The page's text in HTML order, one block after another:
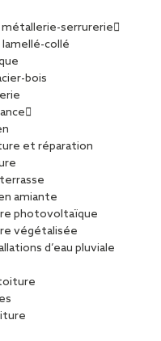
métallerie-serrurerie
collé
bois
et réparation
amiante
photovoltaïque
végétalisée
d’eau pluviale